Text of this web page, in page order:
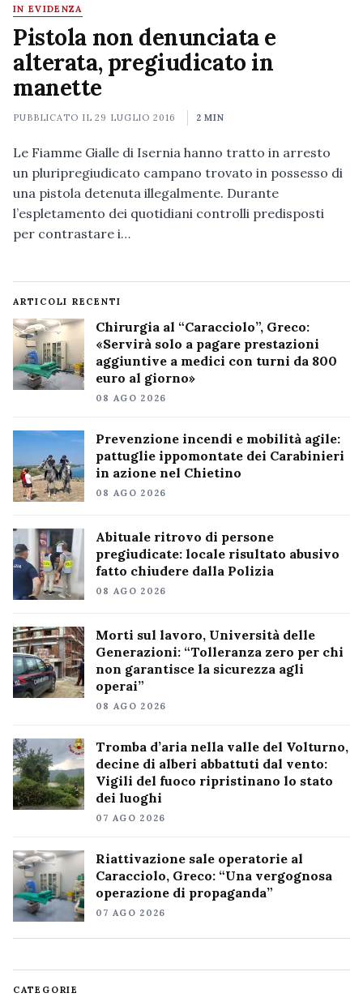
IN EVIDENZA
Pistola non denunciata e
alterata, pregiudicato in
manette
PUBBLICATO IL29 LUGLIO 2016 2 MIN
Le Fiamme Gialle di Isernia hanno tratto in arresto
un pluripregiudicato campano trovato in possesso di
una pistola detenuta illegalmente. Durante
l’espletamento dei quotidiani controlli predisposti
per contrastare i…
ARTICOLI RECENTI
Chirurgia al “Caracciolo”, Greco:
«Servirà solo a pagare prestazioni
aggiuntive a medici con turni da 800
euro al giorno»
08 AGO 2026
Prevenzione incendi e mobilità agile:
pattuglie ippomontate dei Carabinieri
in azione nel Chietino
08 AGO 2026
Abituale ritrovo di persone
pregiudicate: locale risultato abusivo
fatto chiudere dalla Polizia
08 AGO 2026
Morti sul lavoro, Università delle
Generazioni: “Tolleranza zero per chi
non garantisce la sicurezza agli
operai”
08 AGO 2026
Tromba d’aria nella valle del Volturno,
decine di alberi abbattuti dal vento:
Vigili del fuoco ripristinano lo stato
dei luoghi
07 AGO 2026
Riattivazione sale operatorie al
Caracciolo, Greco: “Una vergognosa
operazione di propaganda”
07 AGO 2026
CATEGORIE